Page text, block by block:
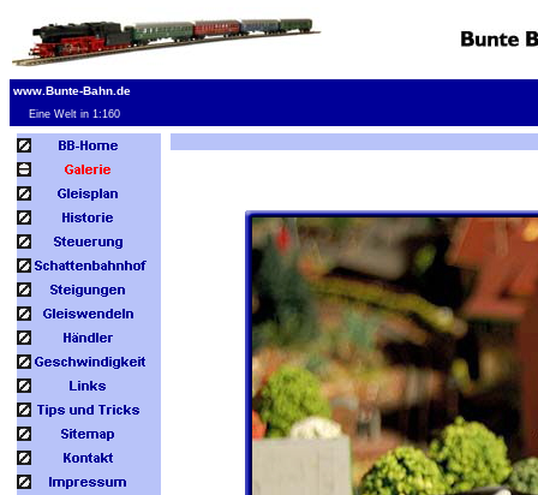
www.Bunte-Bahn.de
Eine Welt in 1:160